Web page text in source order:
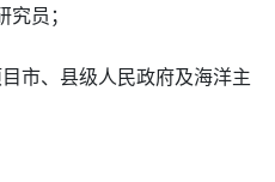
员；
市、县级人民政府及海洋主